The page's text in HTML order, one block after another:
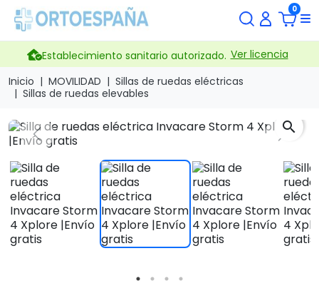
0
Establecimiento sanitario autorizado. Ver licencia
Inicio
MOVILIDAD
Sillas de ruedas eléctricas
Sillas de ruedas elevables
Previous Next
search